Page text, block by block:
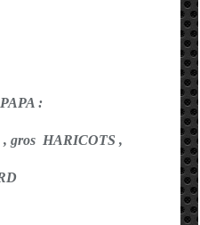
:
gros HARICOTS ,